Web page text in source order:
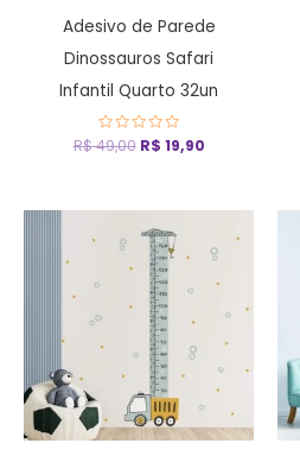
Adesivo de Parede
Dinossauros Safari
Infantil Quarto 32un
Avaliação
0
R$49,00 R$ 19,90